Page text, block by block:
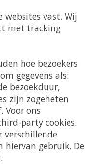
websites vast. Wij
met tracking
hoe bezoekers
gegevens als:
bezoekduur,
zijn zogeheten
Voor ons
party cookies.
verschillende
hiervan gebruik. De